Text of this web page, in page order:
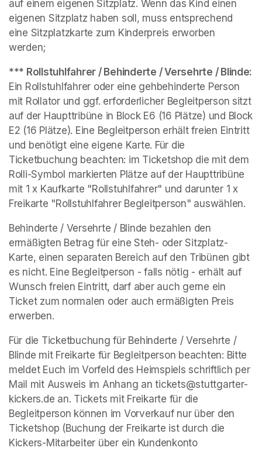
auf einem eigenen Sitzplatz. Wenn das Kind einen
eigenen Sitzplatz haben soll, muss entsprechend
eine Sitzplatzkarte zum Kinderpreis erworben
werden;
Ein Rollstuhlfahrer oder eine gehbehinderte Person
mit Rollator und ggf. erforderlicher Begleitperson sitzt
auf der Haupttribüne in Block E6 (16 Plätze) und Block
E2 (16 Plätze). Eine Begleitperson erhält freien Eintritt
und benötigt eine eigene Karte. Für die
Ticketbuchung beachten: im Ticketshop die mit dem
Rolli-Symbol markierten Plätze auf der Haupttribüne
mit 1 x Kaufkarte "Rollstuhlfahrer" und darunter 1 x
Freikarte "Rollstuhlfahrer Begleitperson" auswählen.
Behinderte / Versehrte / Blinde bezahlen den
ermäßigten Betrag für eine Steh- oder Sitzplatz-
Karte, einen separaten Bereich auf den Tribünen gibt
es nicht. Eine Begleitperson - falls nötig - erhält auf
Wunsch freien Eintritt, darf aber auch gerne ein
Ticket zum normalen oder auch ermäßigten Preis
erwerben.
Für die Ticketbuchung für Behinderte / Versehrte /
Blinde mit Freikarte für Begleitperson beachten: Bitte
meldet Euch im Vorfeld des Heimspiels schriftlich per
Mail mit Ausweis im Anhang an tickets@stuttgarter-
kickers.de an. Tickets mit Freikarte für die
Begleitperson können im Vorverkauf nur über den
Ticketshop (Buchung der Freikarte ist durch die
Kickers-Mitarbeiter über ein Kundenkonto